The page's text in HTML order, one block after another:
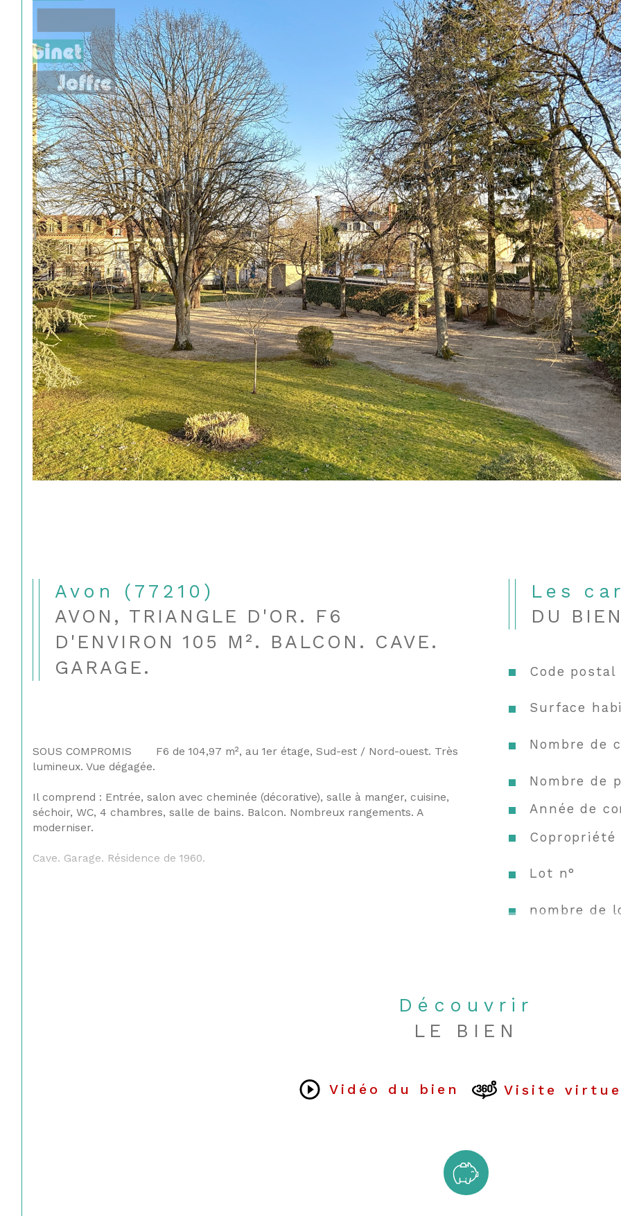
Avon (77210)
AVON, TRIANGLE D'OR. F6
D'ENVIRON 105 M². BALCON. CAVE.
GARAGE.
SOUS COMPROMIS       F6 de 104,97 m², au 1er étage, Sud-est / Nord-ouest. Très
lumineux. Vue dégagée.
Il comprend : Entrée, salon avec cheminée (décorative), salle à manger, cuisine,
séchoir, WC, 4 chambres, salle de bains. Balcon. Nombreux rangements. A
moderniser.
Cave. Garage. Résidence de 1960.
Les
DU BIEN
Code postal
Surface
Nombre de
Nombre de
Année de
Copropriété
Lot n°
nombre de
Découvrir
LE BIEN
Vidéo du bien Visite